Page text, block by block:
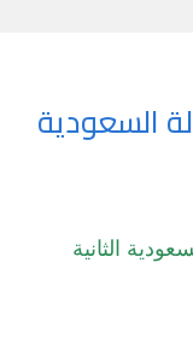
السعودية
الثانية